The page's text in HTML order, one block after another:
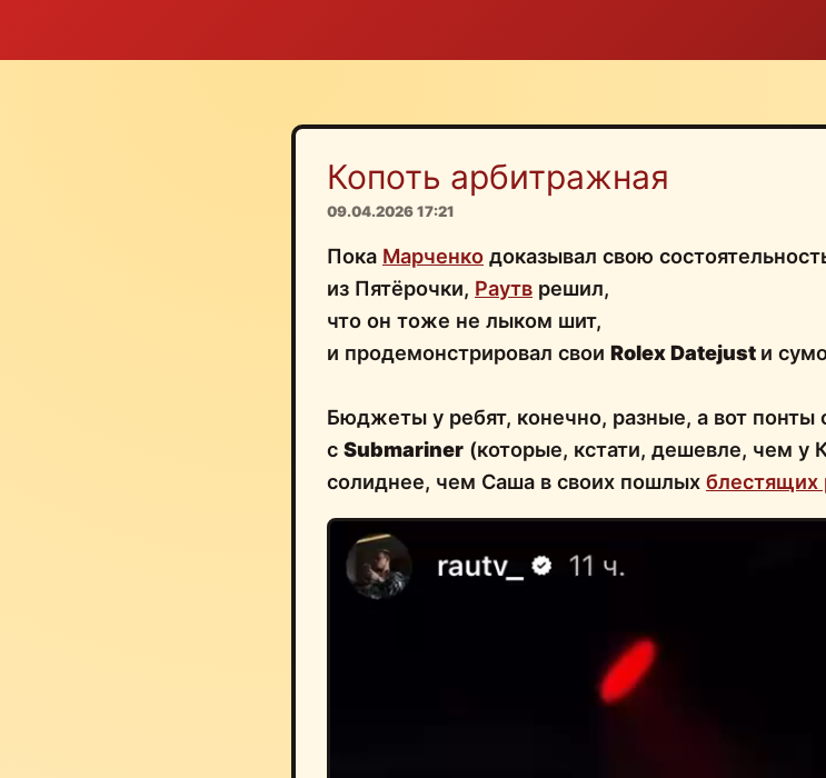
Копоть арбитражная
09.04.2026 17:21
Пока Марченко доказывал свою
из Пятёрочки, Раутв решил,
что он тоже не лыком шит,
и продемонстрировал свои Rolex Datejust и
Бюджеты у ребят, конечно, разные, а вот понты
с Submariner (которые, кстати, дешевле, чем у
солиднее, чем Саша в своих пошлых блестящих